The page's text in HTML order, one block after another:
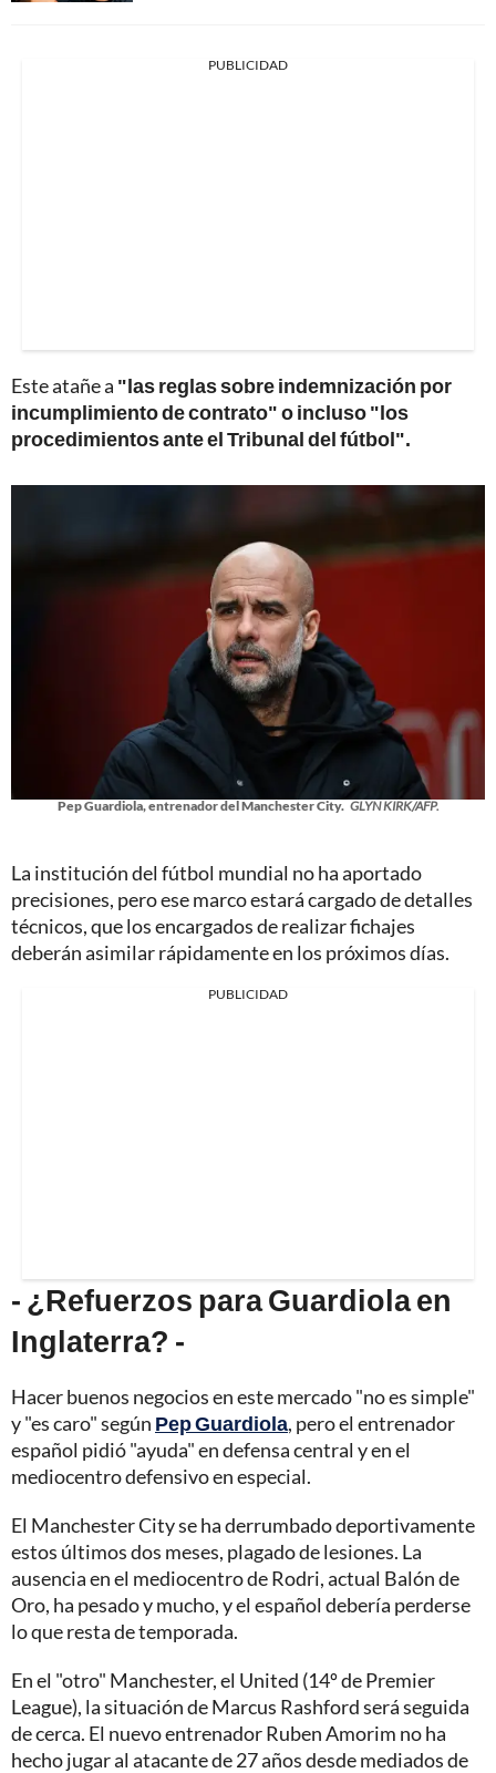
PUBLICIDAD
Este atañe a "las reglas sobre indemnización por
incumplimiento de contrato" o incluso "los
procedimientos ante el Tribunal del fútbol".
Pep Guardiola, entrenador del Manchester City. GLYN KIRK/AFP.
La institución del fútbol mundial no ha aportado
precisiones, pero ese marco estará cargado de detalles
técnicos, que los encargados de realizar fichajes
deberán asimilar rápidamente en los próximos días.
PUBLICIDAD
- ¿Refuerzos para Guardiola en
Inglaterra? -
Hacer buenos negocios en este mercado "no es simple"
y "es caro" según Pep Guardiola, pero el entrenador
español pidió "ayuda" en defensa central y en el
mediocentro defensivo en especial.
El Manchester City se ha derrumbado deportivamente
estos últimos dos meses, plagado de lesiones. La
ausencia en el mediocentro de Rodri, actual Balón de
Oro, ha pesado y mucho, y el español debería perderse
lo que resta de temporada.
En el "otro" Manchester, el United (14º de Premier
League), la situación de Marcus Rashford será seguida
de cerca. El nuevo entrenador Ruben Amorim no ha
hecho jugar al atacante de 27 años desde mediados de